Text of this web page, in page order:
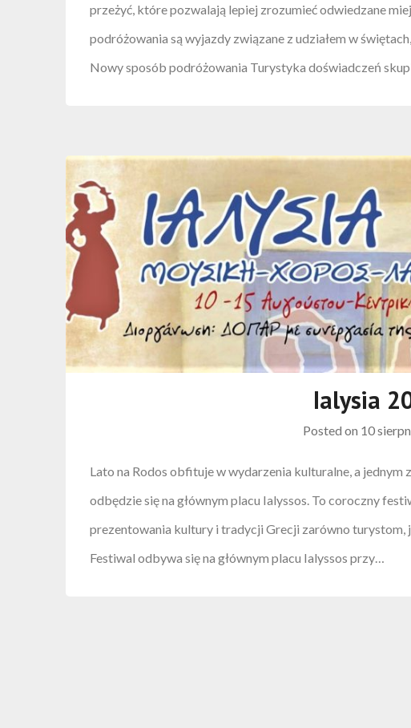
przeżyć, które pozwalają lepiej zrozumieć odwiedzane
podróżowania są wyjazdy związane z udziałem w
Nowy sposób podróżowania Turystyka doświadczeń
Ialysia
Posted on 10
Lato na Rodos obfituje w wydarzenia kulturalne, a
odbędzie się na głównym placu Ialyssos. To coroczny
prezentowania kultury i tradycji Grecji zarówno
Festiwal odbywa się na głównym placu Ialyssos przy…